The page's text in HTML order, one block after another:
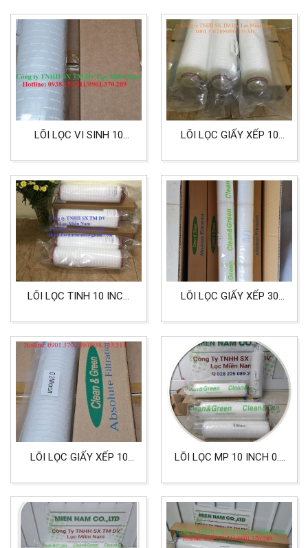
LÕI LỌC VI SINH 10
NƯỚC MẮM
LÕI LỌC GIẤY XẾP 10
LỌC 0.1 MICRON
LÕI LỌC TINH 10 INCH
LỌC 0.2 MICRON LOẠI
BỎ CẶN LÀM TRONG
DUNG DỊCH
LÕI LỌC GIẤY XẾP 30
CHO LỌC THỰC PHẨM
LÕI LỌC GIẤY XẾP 10
CLEAN&GREEN CẤP
LỌC 0.2 MICRON DÙNG
CHO THỰC PHẨM
LÕI LỌC MP 10 INCH 0.1
VI SINH